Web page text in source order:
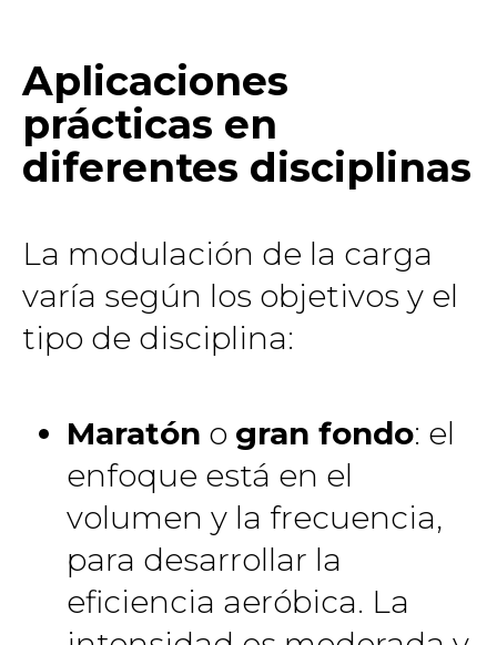
Aplicaciones
prácticas en
diferentes disciplinas
La modulación de la carga
varía según los objetivos y el
tipo de disciplina:
Maratón o gran fondo: el
enfoque está en el
volumen y la frecuencia,
para desarrollar la
eficiencia aeróbica. La